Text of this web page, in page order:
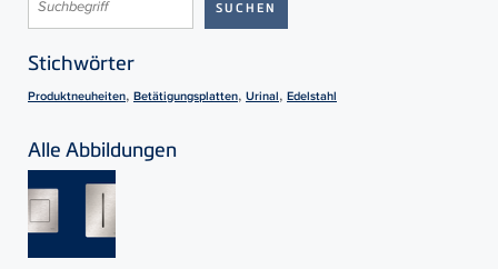
Stichwörter
Produktneuheiten, Betätigungsplatten, Urinal, Edelstahl
Alle Abbildungen